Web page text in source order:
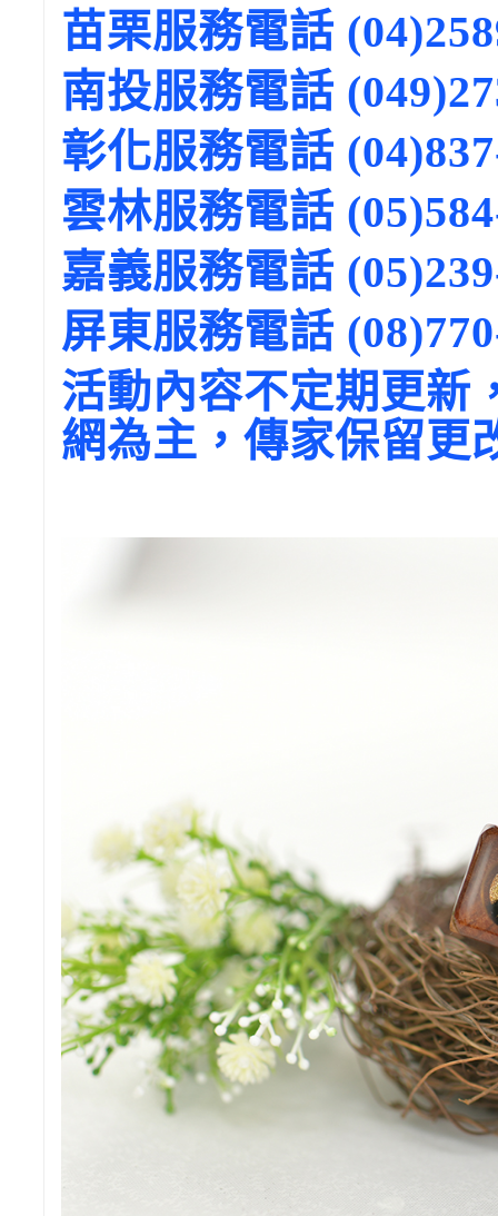
苗栗服務電話
南投服務電話
彰化服務電話
雲林服務電話
嘉義服務電話
屏東服務電話
活動內容不定期更新
網為主，傳家保留更